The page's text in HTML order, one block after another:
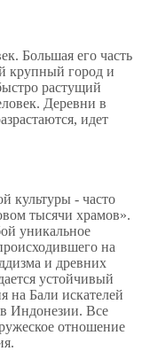
Большая его часть
крупный город и
растущий
Деревни в
идет
культуры - часто
тысячи храмов».
уникальное
на
и древних
устойчивый
на Бали искателей
Индонезии. Все
отношение